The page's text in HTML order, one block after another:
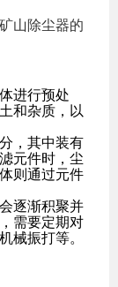
山除尘器的
进行预处
和杂质，以
，其中装有
元件时，尘
则通过元件
逐渐积聚并
需要定期对
械振打等。